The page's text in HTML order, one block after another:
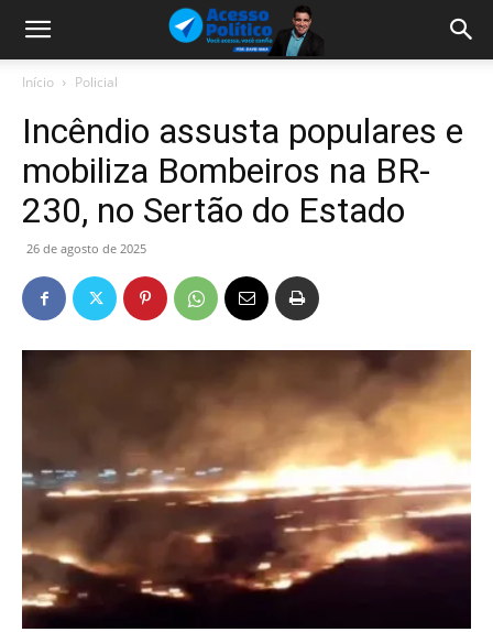
Início Policial
Incêndio assusta populares e
mobiliza Bombeiros na BR-
230, no Sertão do Estado
26 de agosto de 2025